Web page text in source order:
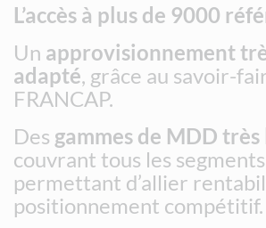
L’accès à plus de 9000
Un approvisionnement
adapté, grâce au savoir-
FRANCAP.
Des gammes de MDD très
couvrant tous les
permettant d’allier
positionnement compétitif.